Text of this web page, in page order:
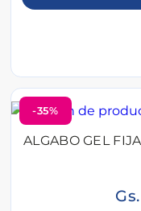
-35%
ALGABO GEL